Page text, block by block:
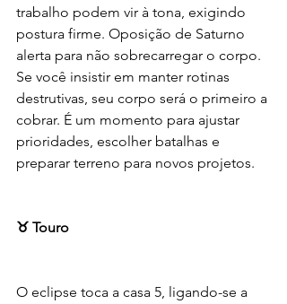
trabalho podem vir à tona, exigindo
postura firme. Oposição de Saturno
alerta para não sobrecarregar o corpo.
Se você insistir em manter rotinas
destrutivas, seu corpo será o primeiro a
cobrar. É um momento para ajustar
prioridades, escolher batalhas e
preparar terreno para novos projetos.
♉ Touro
O eclipse toca a casa 5, ligando-se a